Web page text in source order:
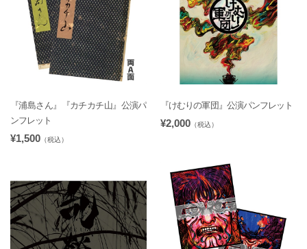
『浦島さん』『カチカチ山』公演パ
ンフレット
¥1,500 （税込）
『けむりの軍団』公演パンフレット
¥2,000 （税込）